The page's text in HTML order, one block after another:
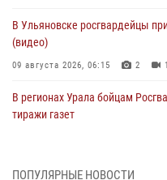
В Ульяновске росгвардейцы
(видео)
09 августа 2026, 06:15 2 1
В регионах Урала бойцам
тиражи газет
Росгвардейцы провели занятие
ПОПУЛЯРНЫЕ НОВОСТИ